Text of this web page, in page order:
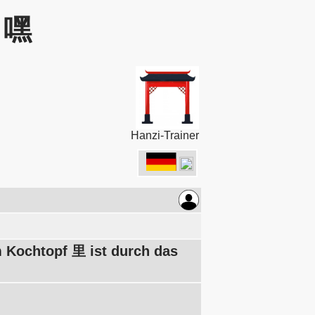
Hanzi-Trainer
Kochtopf 里 ist durch das